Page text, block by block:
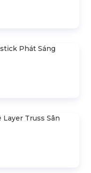
Phát Sáng
Layer Truss Sân